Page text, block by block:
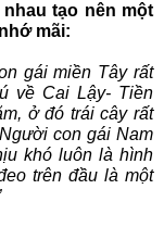
tạo nên một
mãi:
gái miền Tây rất
về Cai Lậy- Tiền
ở đó trái cây rất
con gái Nam
khó luôn là hình
trên đầu là một